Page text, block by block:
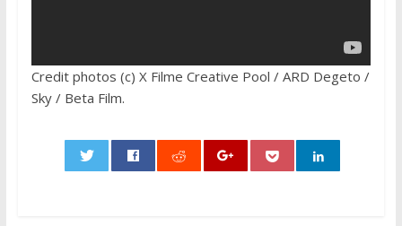
Credit photos (c) X Filme Creative Pool / ARD Degeto /
Sky / Beta Film.